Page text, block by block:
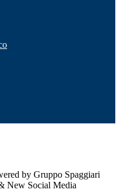
by Gruppo Spaggiari
New Social Media